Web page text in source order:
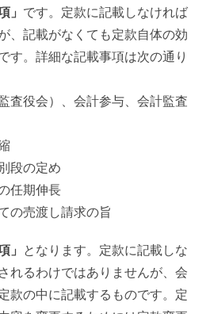
」 です。定款に記載しなければ
、記載がなくても定款自体の効
す。詳細な記載事項は次の通り
査役会）、会計参与、会計監査
段の定め
任期伸長
の売渡し請求の旨
」
となります。定款に記載しな
れるわけではありませんが、会
款の中に記載するものです。定